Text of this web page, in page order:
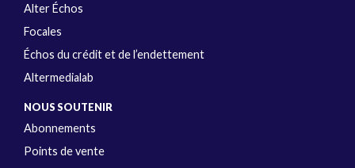
Alter Échos
Focales
Échos du crédit et de l’endettement
Altermedialab
NOUS SOUTENIR
Abonnements
Points de vente